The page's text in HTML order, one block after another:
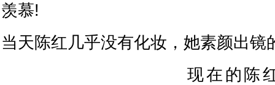
羡慕!
当天陈红几乎没有化妆，她素颜出镜
现在的陈